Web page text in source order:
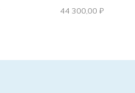
44 300,00 ₽